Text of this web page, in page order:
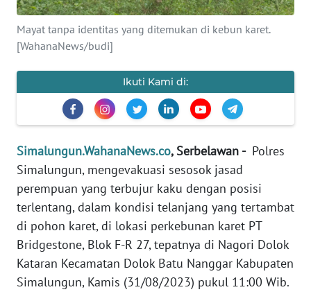
Mayat tanpa identitas yang ditemukan di kebun karet.
[WahanaNews/budi]
Ikuti Kami di:
Simalungun.WahanaNews.co, Serbelawan - Polres
Simalungun, mengevakuasi sesosok jasad
perempuan yang terbujur kaku dengan posisi
terlentang, dalam kondisi telanjang yang tertambat
di pohon karet, di lokasi perkebunan karet PT
Bridgestone, Blok F-R 27, tepatnya di Nagori Dolok
Kataran Kecamatan Dolok Batu Nanggar Kabupaten
Simalungun, Kamis (31/08/2023) pukul 11:00 Wib.
INFO
IKLAN
KAMI
PEDOMAN
SIBER
REDAKSI
KARIR
DISCLAIMER